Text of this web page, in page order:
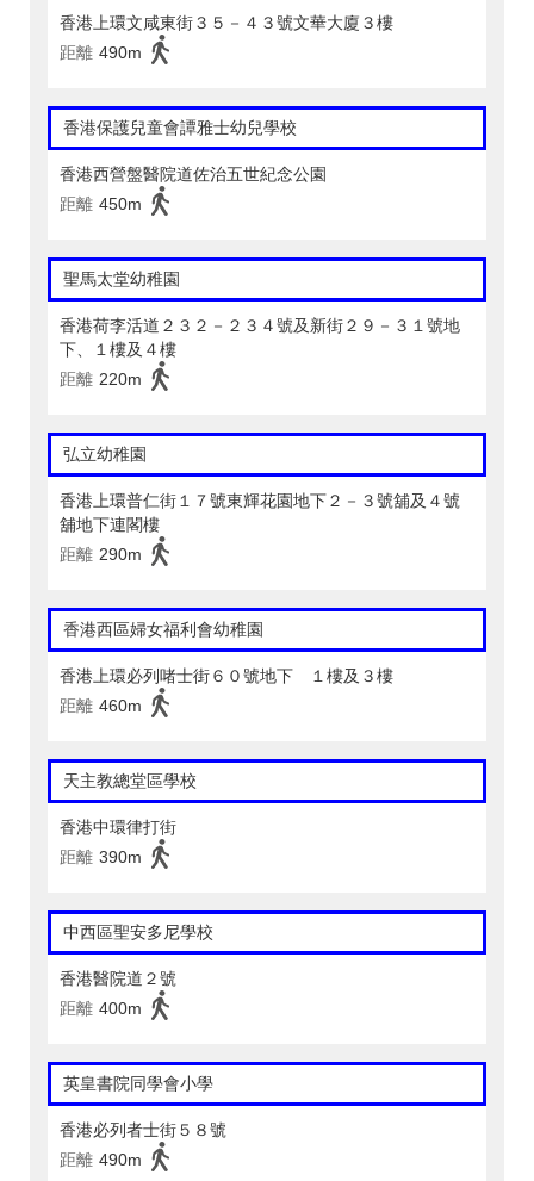
香港上環文咸東街３５－４３號文華大廈３樓
距離 490m
香港保護兒童會譚雅士幼兒學校
香港西營盤醫院道佐治五世紀念公園
距離 450m
聖馬太堂幼稚園
香港荷李活道２３２－２３４號及新街２９－３１號地
下、１樓及４樓
距離 220m
弘立幼稚園
香港上環普仁街１７號東輝花園地下２－３號舖及４號
舖地下連閣樓
距離 290m
香港西區婦女福利會幼稚園
香港上環必列啫士街６０號地下 １樓及３樓
距離 460m
天主教總堂區學校
香港中環律打街
距離 390m
中西區聖安多尼學校
香港醫院道２號
距離 400m
英皇書院同學會小學
香港必列者士街５８號
距離 490m